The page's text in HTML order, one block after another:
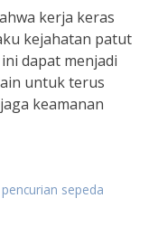
kerja keras
kejahatan patut
dapat menjadi
untuk terus
keamanan
sepeda